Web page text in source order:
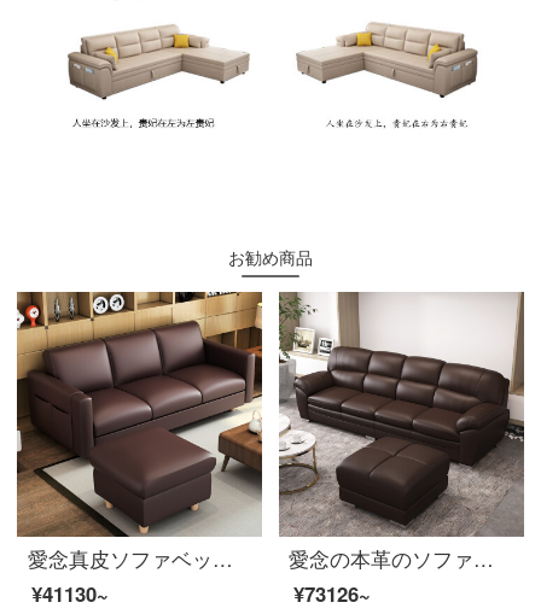
お勧め商品
愛念真皮ソファベッド両用多機能折りたたみ小型タイプ三人位簡単現代客間家具エンドル色三人位＋足（本革）
¥41130~
愛念の本革のソファーの頭の層の牛革の小さい家型の3人の位は組み合わせて簡単に近代的な客間の家具のエンドル色/黒色の本革の1+1+3組み合わせを結びます。
¥73126~